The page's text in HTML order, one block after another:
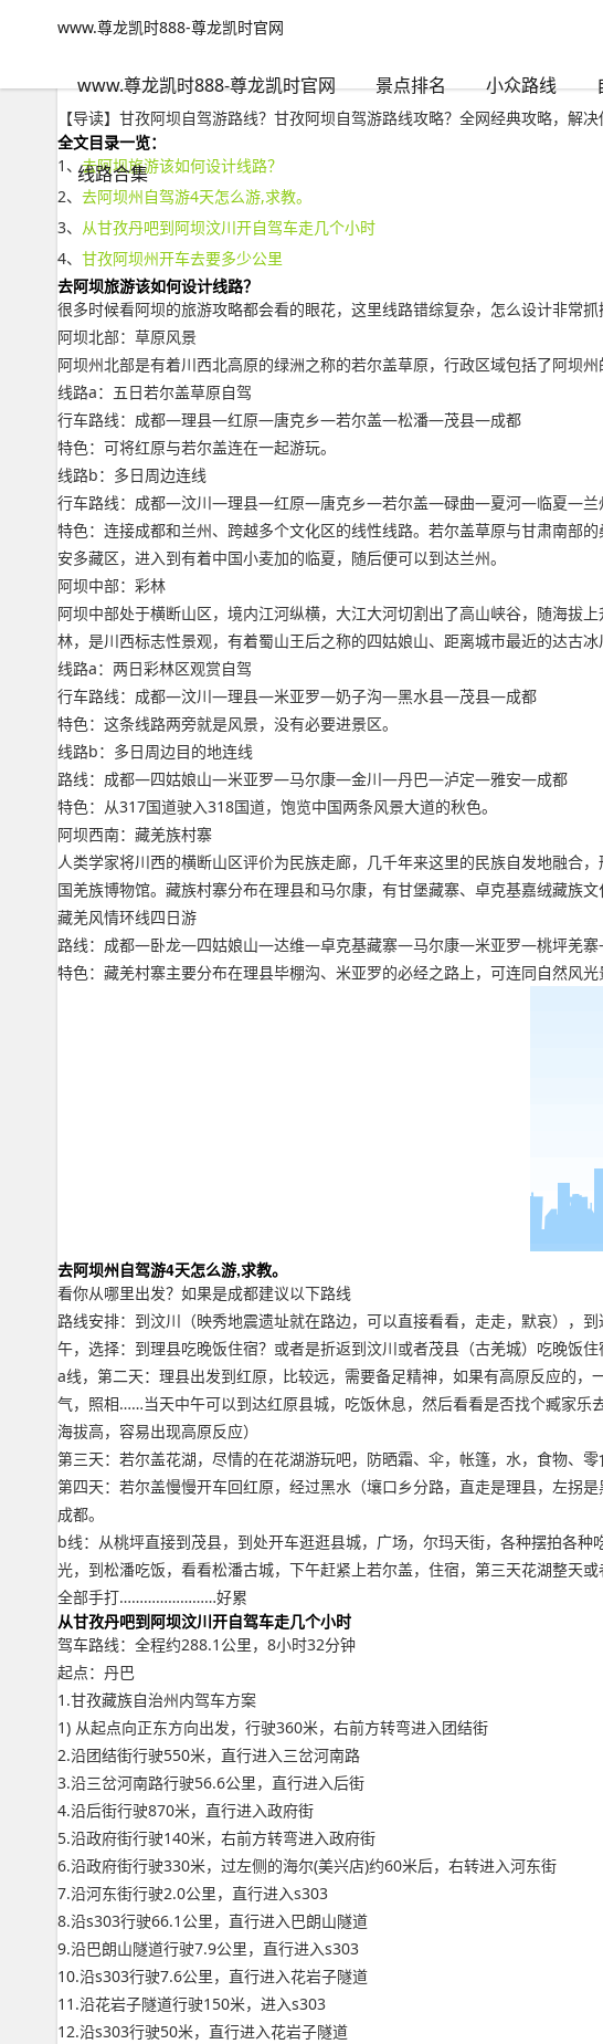
www.尊龙凯时888-尊龙凯时官网
www.尊龙凯时888-尊龙凯时官网 景点排名 小众路线
线路合集
www.尊龙凯时888-尊龙凯时官网
甘孜阿坝自驾游路线？甘孜阿坝自驾游路线攻略-www.尊龙凯时888
【导读】甘孜阿坝自驾游路线？甘孜阿坝自驾游路线攻略？全网经典攻略，解决
全文目录一览：
1、去阿坝旅游该如何设计线路？
2、 去阿坝州自驾游4天怎么游,求教。
3、 从甘孜丹吧到阿坝汶川开自驾车走几个小时
4、 甘孜阿坝州开车去要多少公里
去阿坝旅游该如何设计线路？
很多时候看阿坝的旅游攻略都会看的眼花，这里线路错综复杂，怎么设计非常
阿坝北部：草原风景
阿坝州北部是有着川西北高原的绿洲之称的若尔盖草原，行政区域包括了阿坝
线路a：五日若尔盖草原自驾
行车路线：成都—理县—红原—唐克乡—若尔盖—松潘—茂县—成都
特色：可将红原与若尔盖连在一起游玩。
线路b：多日周边连线
行车路线：成都—汶川—理县—红原—唐克乡—若尔盖—碌曲—夏河—临夏—兰
特色：连接成都和兰州、跨越多个文化区的线性线路。若尔盖草原与甘肃南部
安多藏区，进入到有着中国小麦加的临夏，随后便可以到达兰州。
阿坝中部：彩林
阿坝中部处于横断山区，境内江河纵横，大江大河切割出了高山峡谷，随海拔
林，是川西标志性景观，有着蜀山王后之称的四姑娘山、距离城市最近的达古
线路a：两日彩林区观赏自驾
行车路线：成都—汶川—理县—米亚罗—奶子沟—黑水县—茂县—成都
特色：这条线路两旁就是风景，没有必要进景区。
线路b：多日周边目的地连线
路线：成都—四姑娘山—米亚罗—马尔康—金川—丹巴—泸定—雅安—成都
特色：从317国道驶入318国道，饱览中国两条风景大道的秋色。
阿坝西南：藏羌族村寨
人类学家将川西的横断山区评价为民族走廊，几千年来这里的民族自发地融合
国羌族博物馆。藏族村寨分布在理县和马尔康，有甘堡藏寨、卓克基嘉绒藏族文
藏羌风情环线四日游
路线：成都—卧龙—四姑娘山—达维—卓克基藏寨—马尔康—米亚罗—桃坪羌
特色：藏羌村寨主要分布在理县毕棚沟、米亚罗的必经之路上，可连同自然风光
去阿坝州自驾游4天怎么游,求教。
看你从哪里出发？如果是成都建议以下路线
路线安排：到汶川（映秀地震遗址就在路边，可以直接看看，走走，默哀），
午，选择：到理县吃晚饭住宿？或者是折返到汶川或者茂县（古羌城）吃晚饭
a线，第二天：理县出发到红原，比较远，需要备足精神，如果有高原反应的
气，照相……当天中午可以到达红原县城，吃饭休息，然后看看是否找个臧家
海拔高，容易出现高原反应）
第三天：若尔盖花湖，尽情的在花湖游玩吧，防晒霜、伞，帐篷，水，食物、
第四天：若尔盖慢慢开车回红原，经过黑水（壤口乡分路，直走是理县，左拐
成都。
b线：从桃坪直接到茂县，到处开车逛逛县城，广场，尔玛天街，各种摆拍各
光，到松潘吃饭，看看松潘古城，下午赶紧上若尔盖，住宿，第三天花湖整天
全部手打……………………好累
从甘孜丹吧到阿坝汶川开自驾车走几个小时
驾车路线：全程约288.1公里，8小时32分钟
起点：丹巴
1.甘孜藏族自治州内驾车方案
1) 从起点向正东方向出发，行驶360米，右前方转弯进入团结街
2.沿团结街行驶550米，直行进入三岔河南路
3.沿三岔河南路行驶56.6公里，直行进入后街
4.沿后街行驶870米，直行进入政府街
5.沿政府街行驶140米，右前方转弯进入政府街
6.沿政府街行驶330米，过左侧的海尔(美兴店)约60米后，右转进入河东街
7.沿河东街行驶2.0公里，直行进入s303
8.沿s303行驶66.1公里，直行进入巴朗山隧道
9.沿巴朗山隧道行驶7.9公里，直行进入s303
10.沿s303行驶7.6公里，直行进入花岩子隧道
11.沿花岩子隧道行驶150米，进入s303
12.沿s303行驶50米，直行进入花岩子隧道